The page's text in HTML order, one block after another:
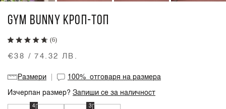
GYM BUNNY КРОП-ТОП
(6)
€38 / 74.32 ЛВ.
Размери 100%отговаря на размера
Изчерпан размер?Запиши се за наличност
4 3